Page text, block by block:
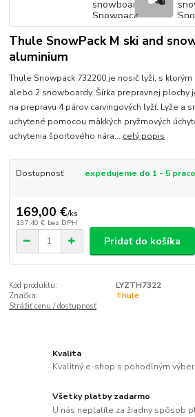
Thule SnowPack M ski and
aluminium
Thule Snowpack 732200 je nosič lyží, s
alebo 2 snowboardy. Šírka prepravnej plochy
na prepravu 4 párov carvingových lyží. Lyže a
uchytené pomocou mäkkých pryžmových
uchytenia športového nára... celý popis
Dostupnosť expedujeme do 1 - 5
169,00 €/ks
137,40 € bez DPH
Pridať do košíka
Kód produktu:
LYZTH7322
Značka:
Thule
Strážiť cenu / dostupnosť
Kvalita
Kvalitný e-shop s pohodlným
Všetky platby zadarmo
U nás neplatíte za žiadny spôsob